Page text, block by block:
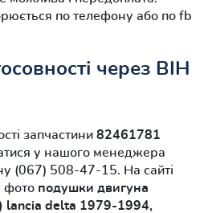
по телефону або по fb
через ВІН
запчастини 82461781
у нашого менеджера
(067) 508-47-15. На сайті
фото подушки двигуна
lancia delta 1979-1994,